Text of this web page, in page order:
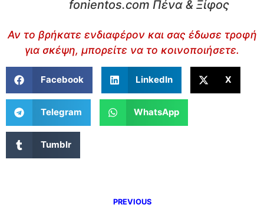
fonientos.com Πένα & Ξίφος
Αν το βρήκατε ενδιαφέρον και σας έδωσε τροφή
για σκέψη, μπορείτε να το κοινοποιήσετε.
Facebook LinkedIn X
Telegram WhatsApp
Tumblr
PREVIOUS